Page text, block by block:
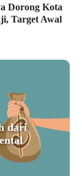
Dorong Kota
Target Awal
dari